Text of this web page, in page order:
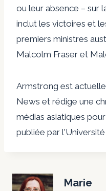
ou leur absence – sur
inclut les victoires et
premiers ministres
Malcolm Fraser et
Armstrong est
News et rédige une
médias asiatiques
publiée par
Marie